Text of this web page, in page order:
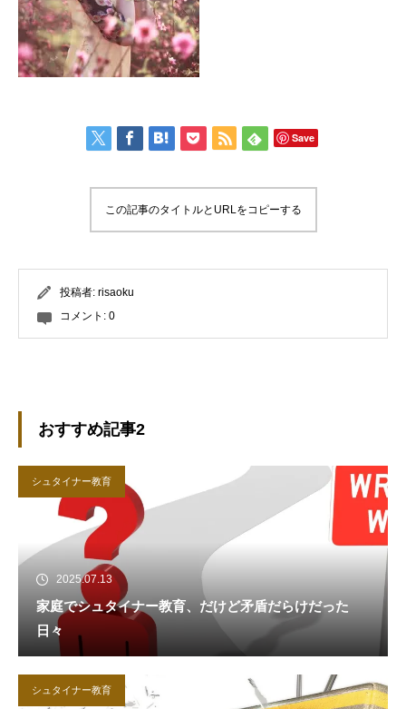
Save
この記事のタイトルとURLをコピーする
投稿者: risaoku
コメント: 0
おすすめ記事2
シュタイナー教育
2025.07.13
家庭でシュタイナー教育、だけど矛盾だらけだった
日々
シュタイナー教育